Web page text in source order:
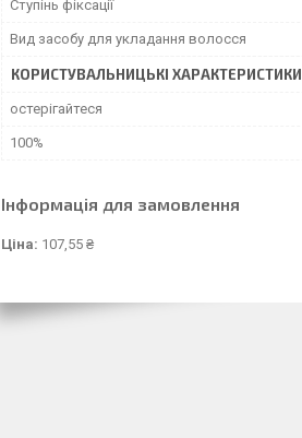
Ступінь фіксації
Вид засобу для укладання волосся
КОРИСТУВАЛЬНИЦЬКІ ХАРАКТЕРИСТИКИ
остерігайтеся
100%
Інформація для замовлення
Ціна: 107,55 ₴